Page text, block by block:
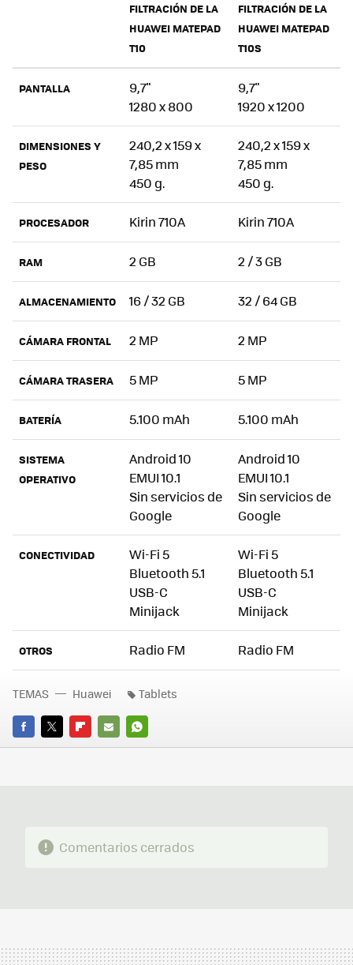
FILTRACIÓN DE LA
HUAWEI MATEPAD
T10
FILTRACIÓN DE LA
HUAWEI MATEPAD
T10S
PANTALLA
9,7"
1280 x 800
9,7"
1920 x 1200
DIMENSIONES Y
PESO
240,2 x 159 x
7,85 mm
450 g.
240,2 x 159 x
7,85 mm
450 g.
PROCESADOR Kirin 710A Kirin 710A
RAM 2 GB 2 / 3 GB
ALMACENAMIENTO 16 / 32 GB 32 / 64 GB
CÁMARA FRONTAL 2 MP 2 MP
CÁMARA TRASERA 5 MP 5 MP
BATERÍA 5.100 mAh 5.100 mAh
SISTEMA
OPERATIVO
Android 10
EMUI 10.1
Sin servicios de
Google
Android 10
EMUI 10.1
Sin servicios de
Google
CONECTIVIDAD
Wi-Fi 5
Bluetooth 5.1
USB-C
Minijack
Wi-Fi 5
Bluetooth 5.1
USB-C
Minijack
OTROS Radio FM Radio FM
FACEBOOK
TWITTERFLIPBOARD
E-
WHATSAPP
TEMAS Huawei Tablets
Comentarios cerrados